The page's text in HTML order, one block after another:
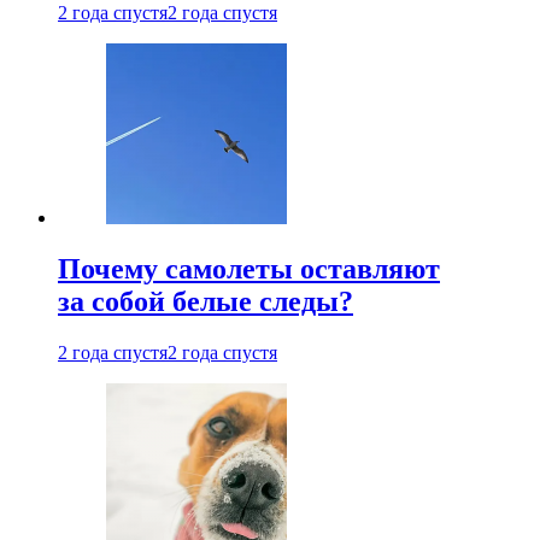
2 года спустя2 года спустя
Почему самолеты оставляют
за собой белые следы?
2 года спустя2 года спустя